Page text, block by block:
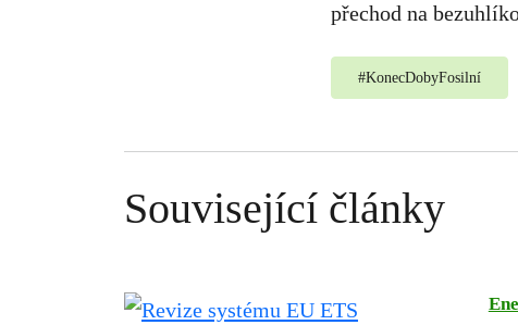
přechod na
#KonecDobyFosilní
Související články